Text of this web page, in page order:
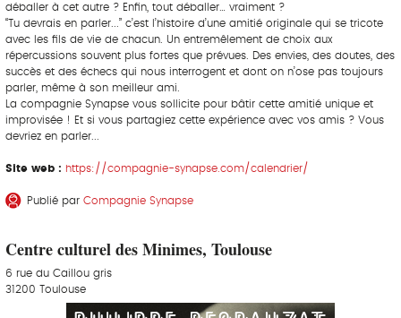
déballer à cet autre ? Enfin, tout déballer… vraiment ?
“Tu devrais en parler...” c’est l’histoire d’une amitié originale qui se tricote
avec les fils de vie de chacun. Un entremêlement de choix aux
répercussions souvent plus fortes que prévues. Des envies, des doutes, des
succès et des échecs qui nous interrogent et dont on n’ose pas toujours
parler, même à son meilleur ami.
La compagnie Synapse vous sollicite pour bâtir cette amitié unique et
improvisée ! Et si vous partagiez cette expérience avec vos amis ? Vous
devriez en parler...
Site web : https://compagnie-synapse.com/calendrier/
Publié par Compagnie Synapse
Centre culturel des Minimes, Toulouse
6 rue du Caillou gris
31200 Toulouse